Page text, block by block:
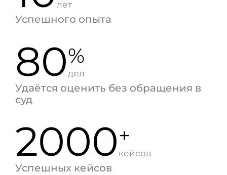
лет
Успешного опыта
80%
дел
Удаётся оценить без обращения в
суд
2000+
кейсов
Успешных кейсов